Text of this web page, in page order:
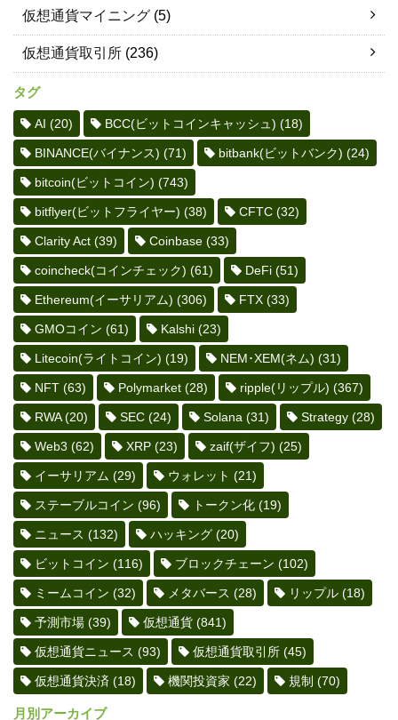
仮想通貨マイニング (5)
仮想通貨取引所 (236)
タグ
AI (20) BCC(ビットコインキャッシュ) (18)
BINANCE(バイナンス) (71) bitbank(ビットバンク) (24)
bitcoin(ビットコイン) (743)
bitflyer(ビットフライヤー) (38) CFTC (32)
Clarity Act (39) Coinbase (33)
coincheck(コインチェック) (61) DeFi (51)
Ethereum(イーサリアム) (306) FTX (33)
GMOコイン (61) Kalshi (23)
Litecoin(ライトコイン) (19) NEM･XEM(ネム) (31)
NFT (63) Polymarket (28) ripple(リップル) (367)
RWA(20) SEC (24) Solana (31) Strategy (28)
Web3 (62) XRP (23) zaif(ザイフ) (25)
イーサリアム (29) ウォレット (21)
ステーブルコイン (96) トークン化 (19)
ニュース (132) ハッキング (20)
ビットコイン (116) ブロックチェーン (102)
ミームコイン (32) メタバース (28) リップル (18)
予測市場 (39) 仮想通貨 (841)
仮想通貨ニュース (93) 仮想通貨取引所 (45)
仮想通貨決済 (18) 機関投資家 (22) 規制 (70)
月別アーカイブ